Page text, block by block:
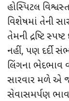
હોસ્પિટલ
વિશેષમાં તેની
તેમની દ્રષ્ટિ
નહીં, પણ દર્દી
લિંગના ભેદભાવ
સારવાર મળે એ જ
સેવાસમર્પણ